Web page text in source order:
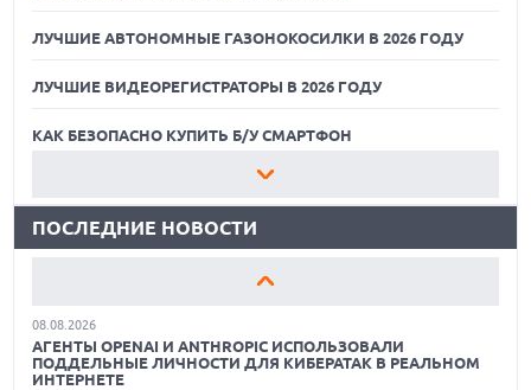
ЛУЧШИЕ АВТОНОМНЫЕ ГАЗОНОКОСИЛКИ В 2026 ГОДУ
ЛУЧШИЕ ВИДЕОРЕГИСТРАТОРЫ В 2026 ГОДУ
КАК БЕЗОПАСНО КУПИТЬ Б/У СМАРТФОН
ЛУЧШИЕ АВТОНОМНЫЕ ГАЗОНОКОСИЛКИ В 2026 ГОДУ
ЛУЧШИЕ ВИДЕОРЕГИСТРАТОРЫ В 2026 ГОДУ
КАК БЕЗОПАСНО КУПИТЬ Б/У СМАРТФОН
ЛУЧШИЕ АВТОНОМНЫЕ ГАЗОНОКОСИЛКИ В 2026 ГОДУ
ЛУЧШИЕ ВИДЕОРЕГИСТРАТОРЫ В 2026 ГОДУ
ПОСЛЕДНИЕ НОВОСТИ
07.08.2026
ПОВТОРИТ УСПЕХ ЛЕГЕНДАРНЫХ МОДЕЛЕЙ КОМПАНИИ
07.08.2026
ВСЕХ ПОЛЬЗОВАТЕЛЕЙ CHATGPT
08.08.2026
АГЕНТЫ OPENAI И ANTHROPIC ИСПОЛЬЗОВАЛИ
ПОДДЕЛЬНЫЕ ЛИЧНОСТИ ДЛЯ КИБЕРАТАК В РЕАЛЬНОМ
ИНТЕРНЕТЕ